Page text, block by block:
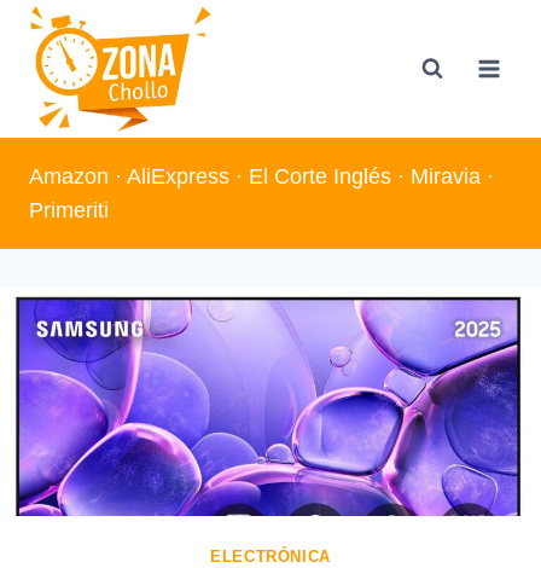
Saltar
contenido
Amazon · AliExpress · El Corte Inglés · Miravia ·
Primeriti
ELECTRÓNICA